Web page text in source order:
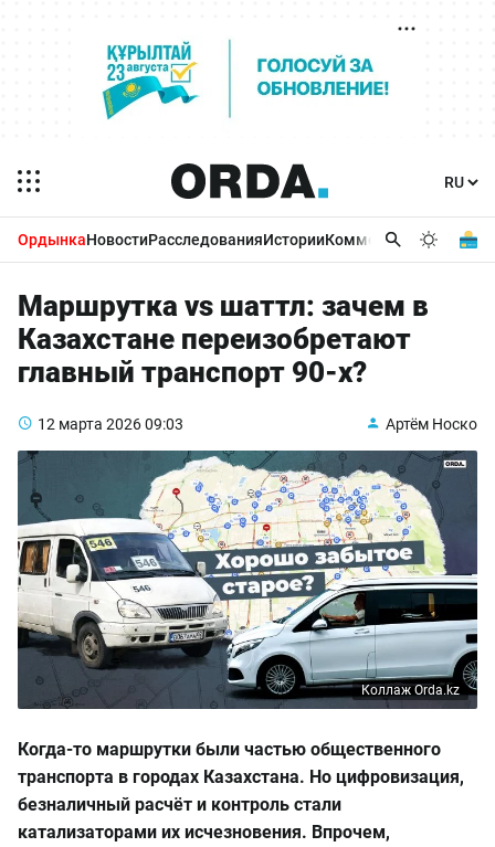
ОрдынкаНовостиРасследованияИсторииКомментарииБизнес
Маршрутка vs шаттл: зачем в
Казахстане переизобретают
главный транспорт 90-х?
12 марта 202609:03 Артём Носко
Коллаж Orda.kz
Когда-то маршрутки были частью общественного
транспорта в городах Казахстана. Но цифровизация,
безналичный расчёт и контроль стали
катализаторами их исчезновения. Впрочем,